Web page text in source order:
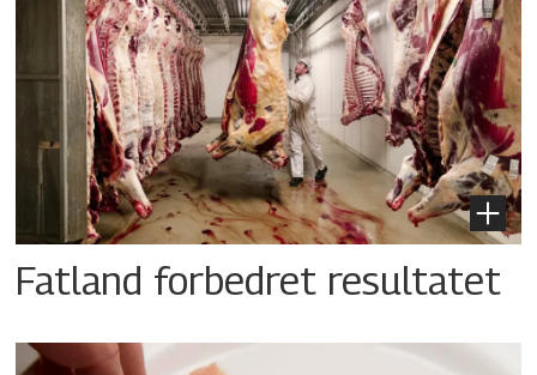
Fatland forbedret resultatet